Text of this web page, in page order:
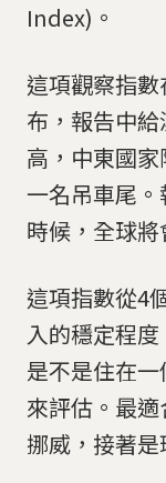
Index)。
這項觀察指
布，報告中
高，中東國
一名吊車尾
時候，全球
這項指數從4
入的穩定程
是不是住在
來評估。最
挪威，接著